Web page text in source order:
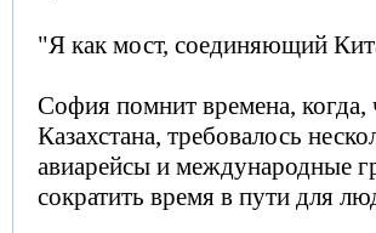
"Я как мост, соединяющий
София помнит времена, когда,
Казахстана, требовалось
авиарейсы и международные
сократить время в пути для